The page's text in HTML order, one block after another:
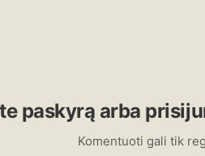
paskyrą arba
Komentuoti gali tik